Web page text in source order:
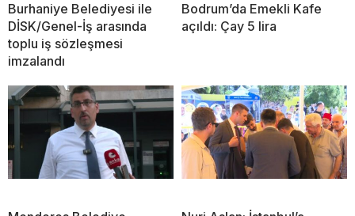
Burhaniye Belediyesi ile
DİSK/Genel-İş arasında
toplu iş sözleşmesi
imzalandı
Bodrum’da Emekli Kafe
açıldı: Çay 5 lira